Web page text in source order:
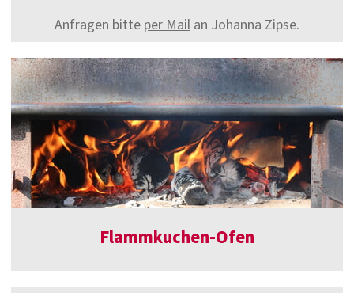
Anfragen bitte per Mail an Johanna Zipse.
Flammkuchen-Ofen